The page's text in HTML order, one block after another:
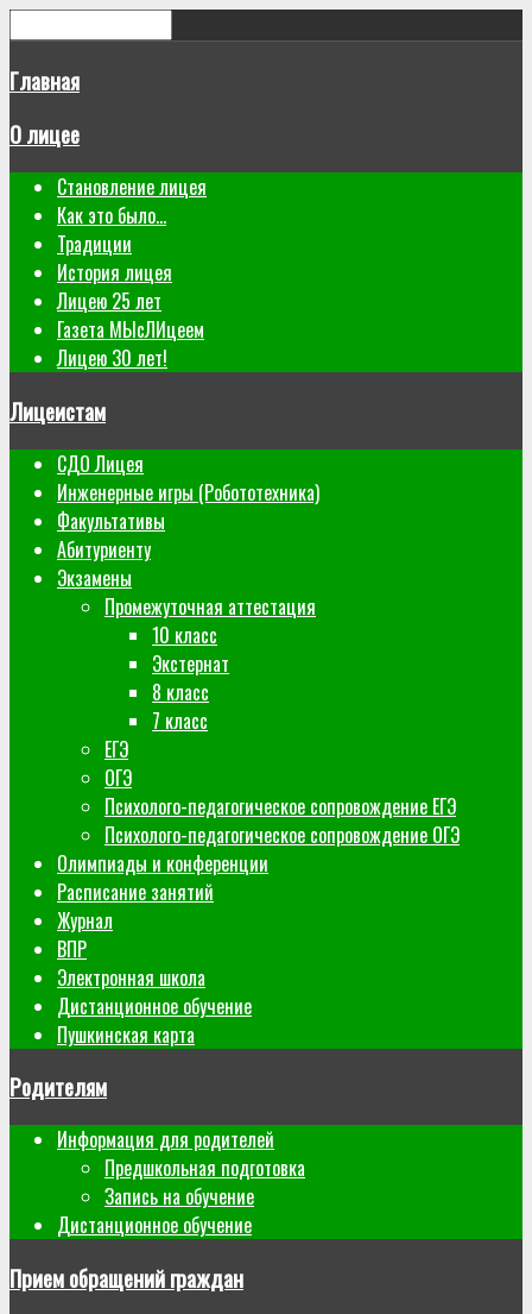
Главная
О лицее
Становление лицея
Как это было...
Традиции
История лицея
Лицею 25 лет
Газета МЫсЛИцеем
Лицею 30 лет!
Лицеистам
СДО Лицея
Инженерные игры (Робототехника)
Факультативы
Абитуриенту
Экзамены
Промежуточная аттестация
10 класс
Экстернат
8 класс
7 класс
ЕГЭ
ОГЭ
Психолого-педагогическое сопровождение ЕГЭ
Психолого-педагогическое сопровождение ОГЭ
Олимпиады и конференции
Расписание занятий
Журнал
ВПР
Электронная школа
Дистанционное обучение
Пушкинская карта
Родителям
Информация для родителей
Предшкольная подготовка
Запись на обучение
Дистанционное обучение
Прием обращений граждан